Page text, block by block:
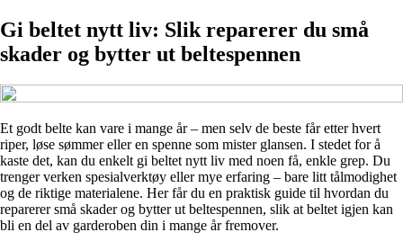
Gi beltet nytt liv: Slik reparerer du små
skader og bytter ut beltespennen
Et godt belte kan vare i mange år – men selv de beste får etter hvert
riper, løse sømmer eller en spenne som mister glansen. I stedet for å
kaste det, kan du enkelt gi beltet nytt liv med noen få, enkle grep. Du
trenger verken spesialverktøy eller mye erfaring – bare litt tålmodighet
og de riktige materialene. Her får du en praktisk guide til hvordan du
reparerer små skader og bytter ut beltespennen, slik at beltet igjen kan
bli en del av garderoben din i mange år fremover.